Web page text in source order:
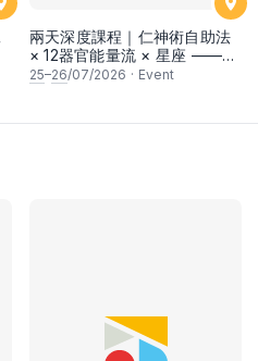
兩天深度課程｜仁神術自助法
× 12器官能量流 × 星座 ——在
身體中讀懂宇宙節律，回到內
25–26/07/2026 · Event